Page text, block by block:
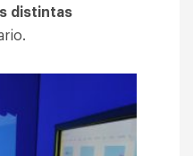
distintas